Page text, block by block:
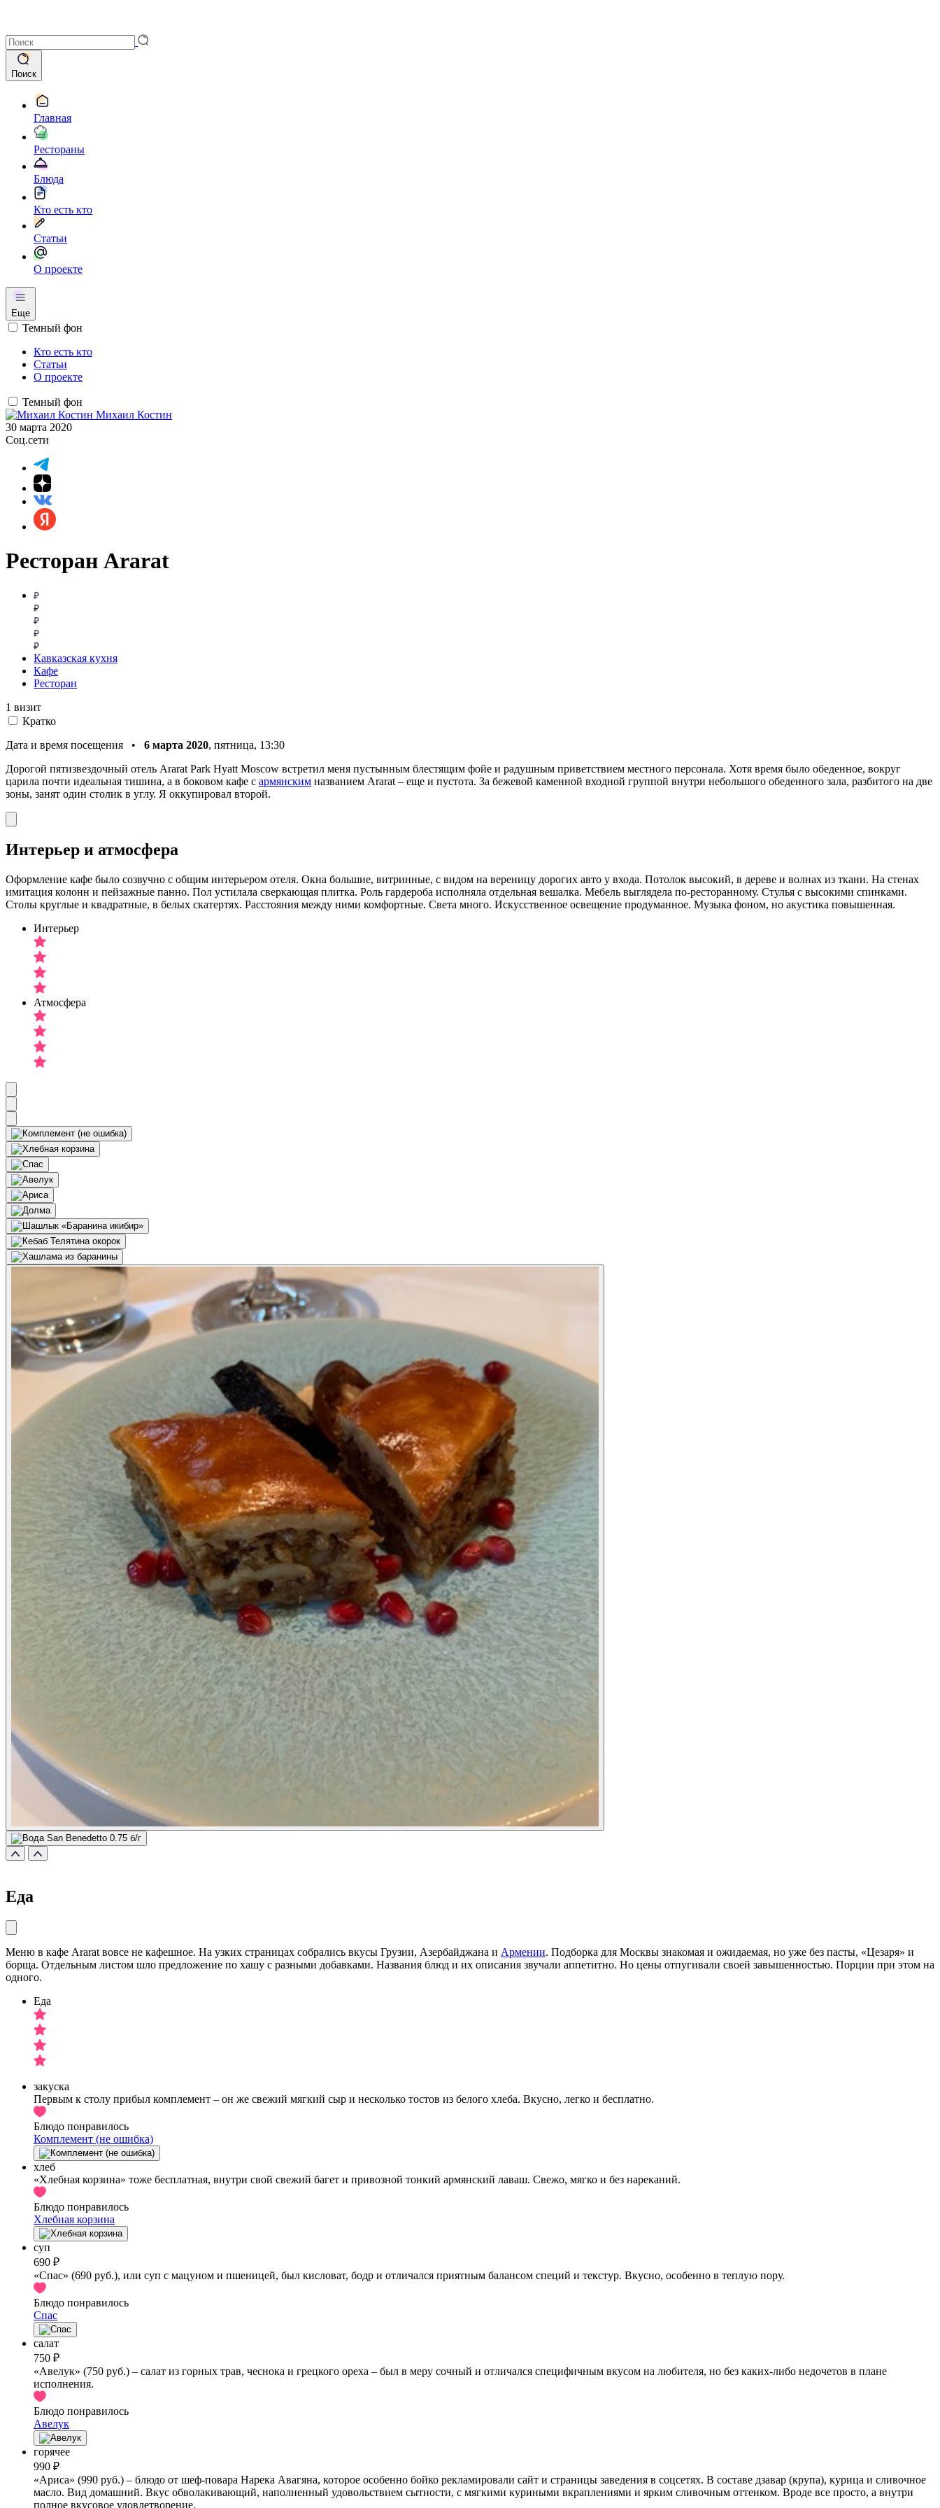
Поиск
Главная
Рестораны
Блюда
Кто есть кто
Статьи
О проекте
Еще
Темный фон
Кто есть кто
Статьи
О проекте
Темный фон
Михаил Костин
30 марта 2020
Соц.сети
Ресторан Ararat
Кавказская кухня
Кафе
Ресторан
1 визит
Кратко
Дата и время посещения • 6 марта 2020, пятница, 13:30
Дорогой пятизвездочный отель Ararat Park Hyatt Moscow встретил меня пустынным блестящим фойе и радушным приветствием местного персонала. Хотя время было обеденное, вокруг
царила почти идеальная тишина, а в боковом кафе с армянским названием Ararat – еще и пустота. За бежевой каменной входной группой внутри небольшого обеденного зала, разбитого на две
зоны, занят один столик в углу. Я оккупировал второй.
Интерьер и атмосфера
Оформление кафе было созвучно с общим интерьером отеля. Окна большие, витринные, с видом на вереницу дорогих авто у входа. Потолок высокий, в дереве и волнах из ткани. На стенах
имитация колонн и пейзажные панно. Пол устилала сверкающая плитка. Роль гардероба исполняла отдельная вешалка. Мебель выглядела по-ресторанному. Стулья с высокими спинками.
Столы круглые и квадратные, в белых скатертях. Расстояния между ними комфортные. Света много. Искусственное освещение продуманное. Музыка фоном, но акустика повышенная.
Интерьер
Атмосфера
Еда
Меню в кафе Ararat вовсе не кафешное. На узких страницах собрались вкусы Грузии, Азербайджана и Армении. Подборка для Москвы знакомая и ожидаемая, но уже без пасты, «Цезаря» и
борща. Отдельным листом шло предложение по хашу с разными добавками. Названия блюд и их описания звучали аппетитно. Но цены отпугивали своей завышенностью. Порции при этом на
одного.
Еда
закуска
Первым к столу прибыл комплемент – он же свежий мягкий сыр и несколько тостов из белого хлеба. Вкусно, легко и бесплатно.
Блюдо понравилось
Комплемент (не ошибка)
хлеб
«Хлебная корзина» тоже бесплатная, внутри свой свежий багет и привозной тонкий армянский лаваш. Свежо, мягко и без нареканий.
Блюдо понравилось
Хлебная корзина
суп
690 ₽
«Спас» (690 руб.), или суп с мацуном и пшеницей, был кисловат, бодр и отличался приятным балансом специй и текстур. Вкусно, особенно в теплую пору.
Блюдо понравилось
Спас
салат
750 ₽
«Авелук» (750 руб.) – салат из горных трав, чеснока и грецкого ореха – был в меру сочный и отличался специфичным вкусом на любителя, но без каких-либо недочетов в плане
исполнения.
Блюдо понравилось
Авелук
горячее
990 ₽
«Ариса» (990 руб.) – блюдо от шеф-повара Нарека Авагяна, которое особенно бойко рекламировали сайт и страницы заведения в соцсетях. В составе дзавар (крупа), курица и сливочное
масло. Вид домашний. Вкус обволакивающий, наполненный удовольствием сытности, с мягкими куриными вкраплениями и ярким сливочным оттенком. Вроде все просто, а внутри
полное вкусовое удовлетворение.